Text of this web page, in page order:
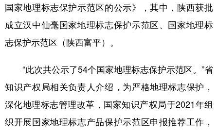
广东 广西 海南 重庆
四川 贵州
新疆 内蒙古 黑龙江
国家地理标志保护示范区的公示》，其中，陕西获批
成立汉中仙毫国家地理标志保护示范区、国家地理标
志保护示范区（陕西富平）。
“此次共公示了54个国家地理标志保护示范区。”省
知识产权局相关负责人介绍，为严格地理标志保护，
深化地理标志管理改革，国家知识产权局于2021年组
织开展国家地理标志产品保护示范区申报推荐工作，